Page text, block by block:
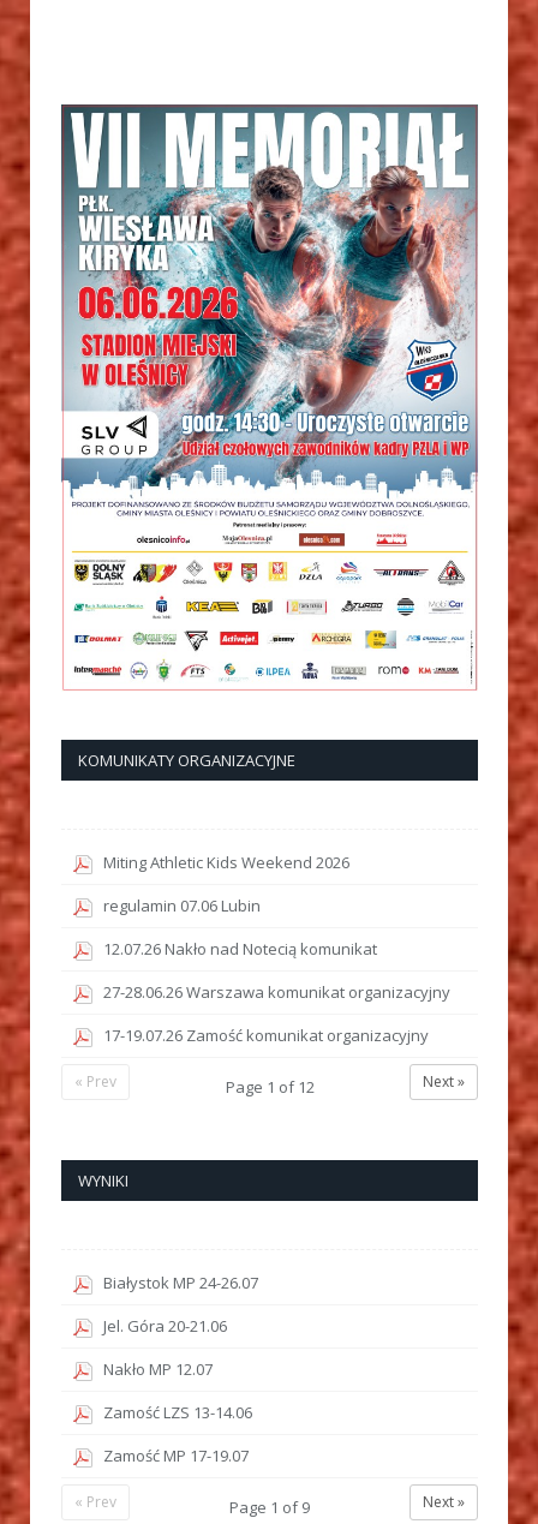
KOMUNIKATY ORGANIZACYJNE
Miting Athletic Kids Weekend 2026
regulamin 07.06 Lubin
12.07.26 Nakło nad Notecią komunikat
27-28.06.26 Warszawa komunikat organizacyjny
17-19.07.26 Zamość komunikat organizacyjny
Next »
Page 1 of12
« Prev
WYNIKI
Białystok MP 24-26.07
Jel. Góra 20-21.06
Nakło MP 12.07
Zamość LZS 13-14.06
Zamość MP 17-19.07
Next »
Page 1 of9
« Prev